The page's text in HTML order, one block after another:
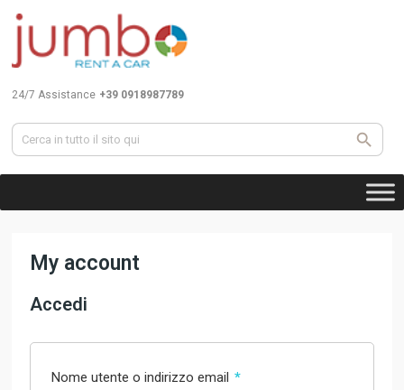
24/7 Assistance +39 0918987789
My account
Accedi
Nome utente o indirizzo email *Richiesto